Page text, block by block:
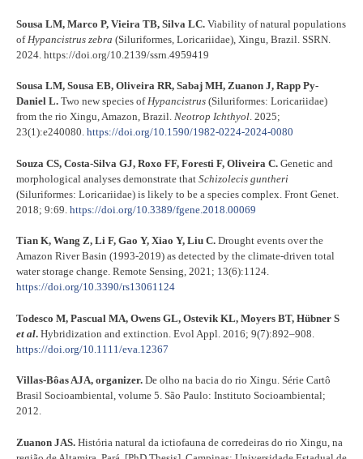
Sousa LM, Marco P, Vieira TB, Silva LC. Viability of natural populations
of Hypancistrus zebra (Siluriformes, Loricariidae), Xingu, Brazil. SSRN.
2024. https://doi.org/10.2139/ssrn.4959419
Sousa LM, Sousa EB, Oliveira RR, Sabaj MH, Zuanon J, Rapp Py-
Daniel L. Two new species ofHypancistrus (Siluriformes: Loricariidae)
from the rio Xingu, Amazon, Brazil. Neotrop Ichthyol. 2025;
23(1):e240080. https://doi.org/10.1590/1982-0224-2024-0080
Souza CS, Costa-Silva GJ, Roxo FF, Foresti F, Oliveira C. Genetic and
morphological analyses demonstrate that Schizolecis guntheri
(Siluriformes: Loricariidae) is likely to be a species complex. Front Genet.
2018; 9:69. https://doi.org/10.3389/fgene.2018.00069
Tian K, Wang Z, Li F, Gao Y, Xiao Y, Liu C. Drought events over the
Amazon River Basin (1993-2019) as detected by the climate-driven total
water storage change. Remote Sensing, 2021; 13(6):1124.
https://doi.org/10.3390/rs13061124
Todesco M, Pascual MA, Owens GL, Ostevik KL, Moyers BT, Hübner S
et al. Hybridization and extinction. Evol Appl. 2016; 9(7):892–908.
https://doi.org/10.1111/eva.12367
Villas-Bôas AJA, organizer. De olho na bacia do rio Xingu. Série Cartô
Brasil Socioambiental, volume 5. São Paulo: Instituto Socioambiental;
2012.
Zuanon JAS. História natural da ictiofauna de corredeiras do rio Xingu, na